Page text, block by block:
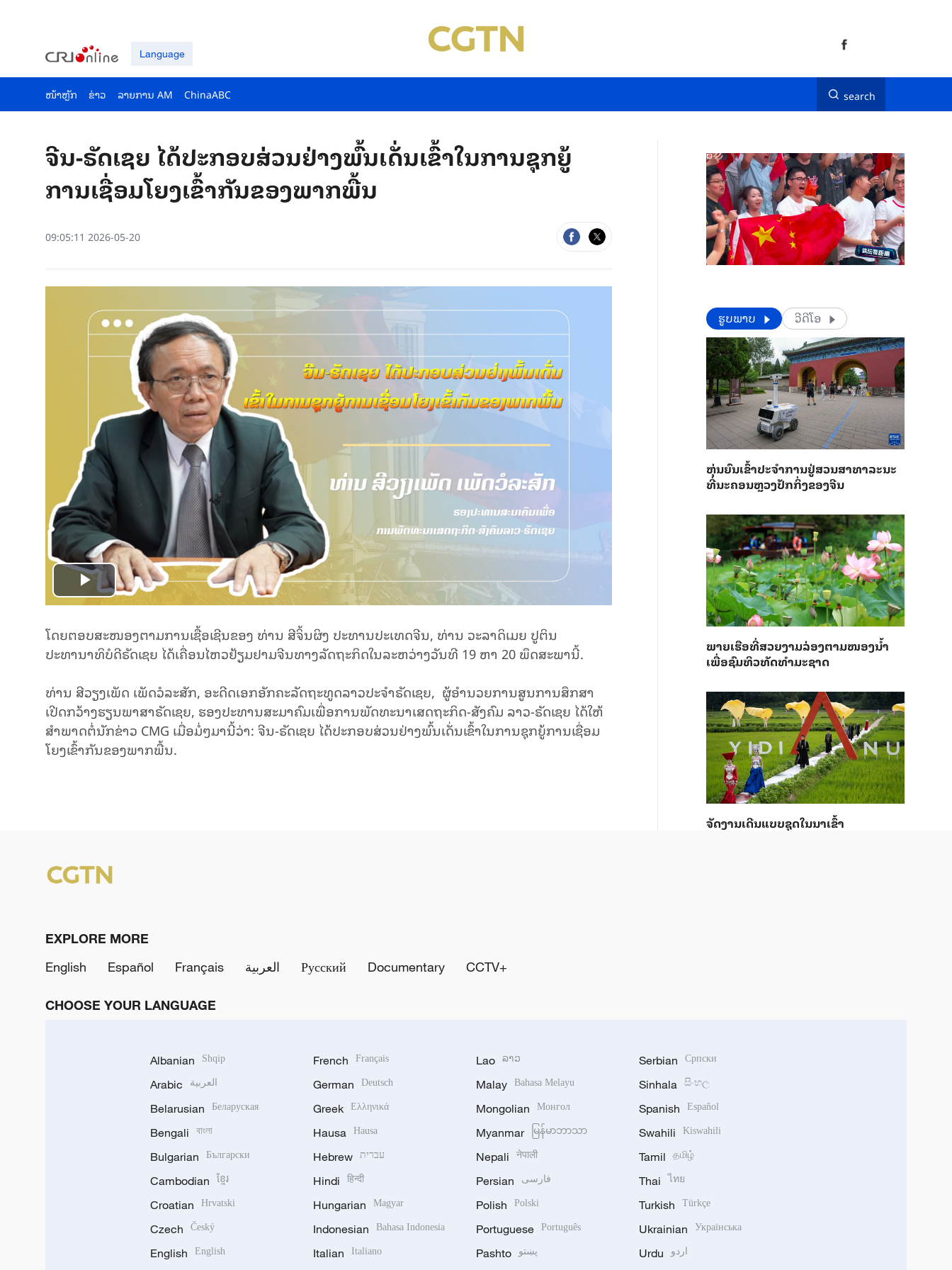
Language
ໜ້າຫຼັກ ຂ່າວ ລາຍ​ການ AM ChinaABC search
ຈີນ-ຣັດເຊຍ ໄດ້ປະກອບສ່ວນຢ່າງພົ້ນເດັ່ນເຂົ້າໃນການຊຸກຍູ້
ການເຊື່ອມໂຍງເຂົ້າກັນຂອງພາກພື້ນ
09:05:11 2026-05-20
Play
Video
ໂດຍຕອບສະໜອງຕາມການເຊື້ອເຊີນຂອງ ທ່ານ ສີຈິ້ນຜິງ ປະທານປະເທດຈີນ, ທ່ານ ວະລາດິເມຍ ປູຕິນ
ປະທານາທິບໍດີຣັດເຊຍ ໄດ້ເຄື່ອນໄຫວຢ້ຽມຢາມຈີນທາງລັດຖະກິດໃນລະຫວ່າງວັນທີ 19 ຫາ 20 ພຶດສະພານີ້.
ທ່ານ ສີວຽງເພັດ ເພັດວໍລະສັກ, ອະດີດເອກອັກຄະລັດຖະທູດລາວປະຈໍາຣັດເຊຍ, ຜູ້ອໍານວຍການສູນການສຶກສາ
ເປີດກວ້າງຮຽນພາສາຣັດເຊຍ, ຮອງປະທານສະມາຄົມເພື່ອການພັດທະນາເສດຖະກິດ-ສັງຄົມ ລາວ-ຣັດເຊຍ ໄດ້ໃຫ້
ສໍາພາດຕໍ່ນັກຂ່າວ CMG ເມື່ອມໍ່ໆມານີ້ວ່າ: ຈີນ-ຣັດເຊຍ ໄດ້ປະກອບສ່ວນຢ່າງພົ້ນເດັ່ນເຂົ້າໃນການຊຸກຍູ້ການເຊື່ອມ
ໂຍງເຂົ້າກັນຂອງພາກພື້ນ.
​​ຮູບພາບ ວີດີໂອ
​ຫຸ່ນ​ຍົນ​ເຂົ້າ​ປະ​ຈຳ​ການ​ຢູ່​ສວນ​ສາ​ທາ​ລະ​ນະ​
ທີ່​ນະ​ຄອນຫຼວງ​ປັກ​ກິ່ງ​ຂອງ​ຈີນ
ພາຍ​ເຮືອທີ່​ສວຍ​ງາມ​ລ່ອງ​ຕາມ​​ໜອງນ້ຳ​​
ຈັດງານເດີນແບບຊຸດໃນນາເຂົ້າ
EXPLORE MORE
English
Español Français العربية Русский Documentary CCTV+
CHOOSE YOUR LANGUAGE
Albanian Shqip
Arabic العربية
Belarusian Беларуская
Bengali বাংলা
Bulgarian Български
Cambodian ខ្មែរ
Croatian Hrvatski
Czech Český
English English
French Français
German Deutsch
Greek Ελληνικά
Hausa Hausa
Hebrew עברית
Hindi हिन्दी
Hungarian Magyar
Indonesian Bahasa Indonesia
Italian Italiano
Lao ລາວ
Malay Bahasa Melayu
Mongolian Монгол
Myanmar မြန်မာဘာသာ
Nepali नेपाली
Persian فارسی
Polish Polski
Portuguese Português
Pashto پښتو
Serbian Српски
Sinhala සිංහල
Spanish Español
Swahili Kiswahili
Tamil தமிழ்
Thai ไทย
Turkish Türkçe
Ukrainian Українська
Urdu اردو